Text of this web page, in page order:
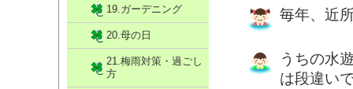
毎年、近
うちの水
は段違い
19.ガーデニング
20.母の日
21.梅雨対策・過ごし
方